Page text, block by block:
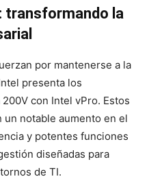
transformando la
por mantenerse a la
presenta los
con Intel vPro. Estos
notable aumento en el
y potentes funciones
diseñadas para
de TI.